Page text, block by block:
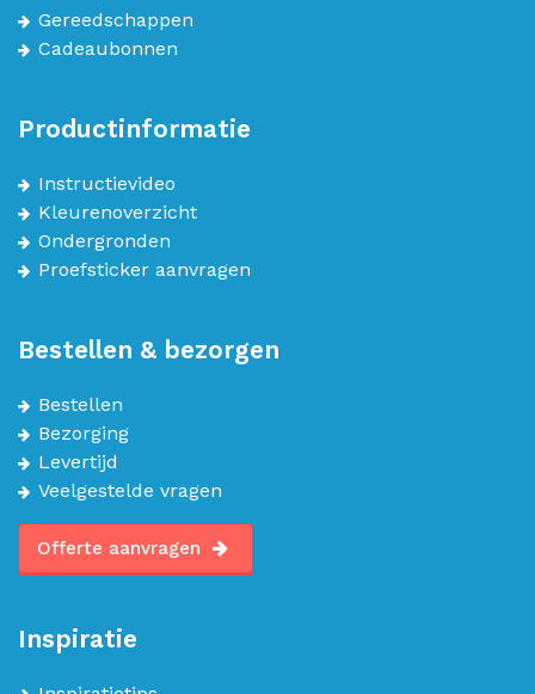
Gereedschappen
Cadeaubonnen
Productinformatie
Instructievideo
Kleurenoverzicht
Ondergronden
Proefsticker aanvragen
Bestellen & bezorgen
Bestellen
Bezorging
Levertijd
Veelgestelde vragen
Offerte aanvragen
Inspiratie